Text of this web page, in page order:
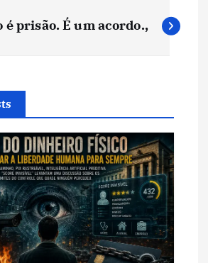
é prisão. É um acordo.,